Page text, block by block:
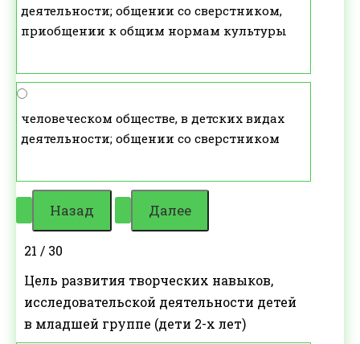
деятельности; общении со сверстником,
приобщении к общим нормам культуры
человеческом обществе, в детских видах
деятельности; общении со сверстником
21 / 30
Цель развития творческих навыков,
исследовательской деятельности детей
в младшей группе (дети 2-х лет)